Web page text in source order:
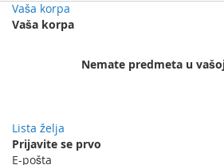
Vaša korpa
Vaša korpa
Nemate predmeta u
Lista želja
Prijavite se prvo
E-pošta